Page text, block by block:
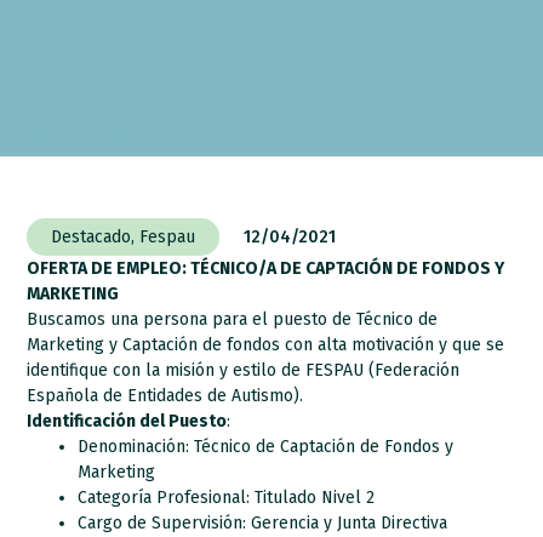
Destacado, Fespau
12/04/2021
OFERTA DE EMPLEO: TÉCNICO/A DE CAPTACIÓN DE FONDOS Y
MARKETING
Buscamos una persona para el puesto de Técnico de
Marketing y Captación de fondos con alta motivación y que se
identifique con la misión y estilo de FESPAU (Federación
Española de Entidades de Autismo).
Identificación del Puesto:
Denominación: Técnico de Captación de Fondos y
Marketing
Categoría Profesional: Titulado Nivel 2
Cargo de Supervisión: Gerencia y Junta Directiva